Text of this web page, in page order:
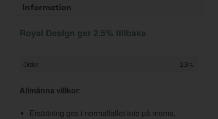
Information
Royal Design ger 2,5% tillbaka
Order 2,5%
Allmänna villkor:
Ersättning ges i normalfallet inte på moms,